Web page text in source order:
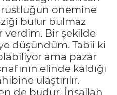
önemine
bulur bulmaz
verdim. Bir şekilde
düşündüm. Tabii ki
ama pazar
elinde kaldığı
ulaştırılır.
de budur. İnşallah